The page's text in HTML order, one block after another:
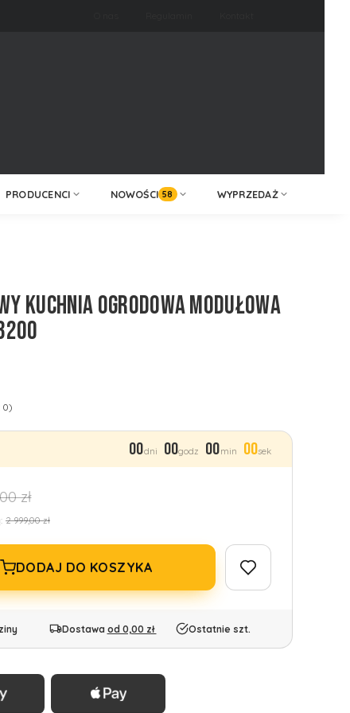
PRODUCENCI NOWOŚCI 58 WYPRZEDAŻ
KUCHNIA OGRODOWA MODUŁOWA
0)
00dni 00godz 00min 00sek
zł
2 999,00 zł
DODAJ DO KOSZYKA
Dostawa od 0,00 zł Ostatnie szt.